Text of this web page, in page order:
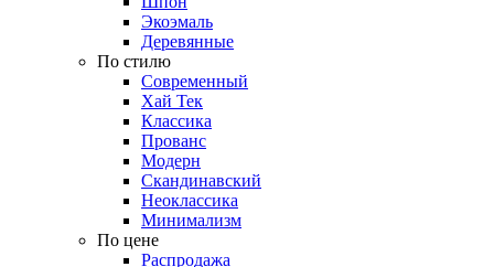
Экоэмаль
Деревянные
По стилю
Современный
Хай Тек
Классика
Прованс
Модерн
Скандинавский
Неоклассика
Минимализм
По цене
Распродажа